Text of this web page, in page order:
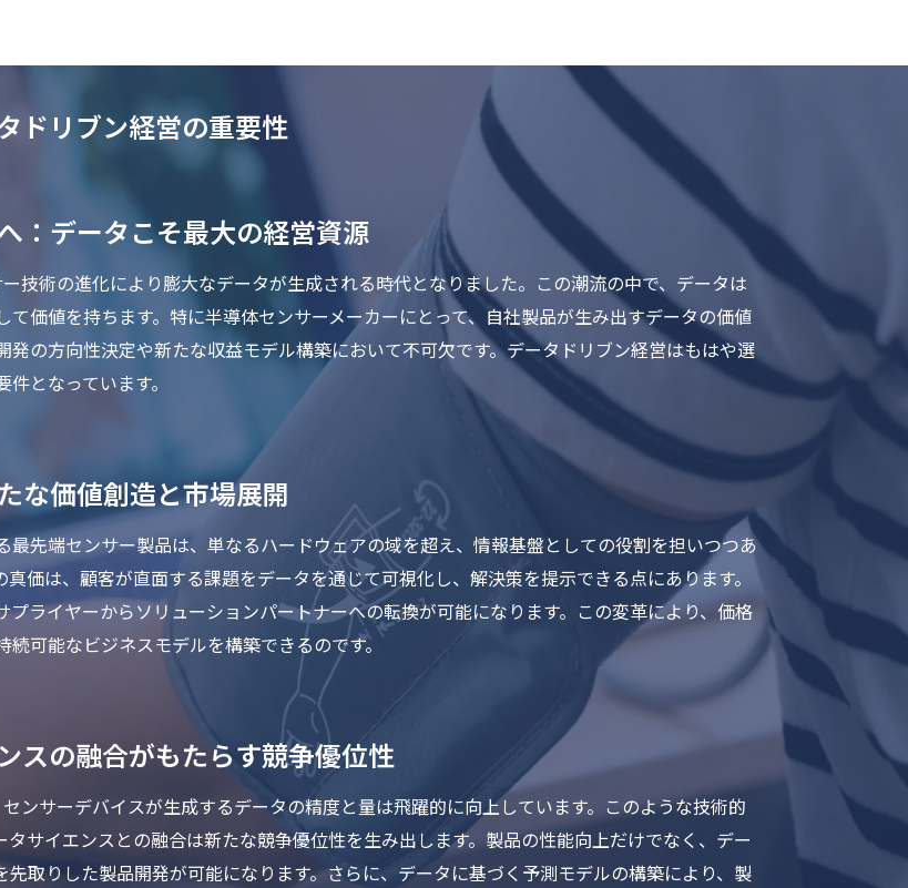
ドリブン経営の重要性
：データこそ最大の経営資源
技術の進化により膨大なデータが生成される時代となりました。この潮流の中で、データは
価値を持ちます。特に半導体センサーメーカーにとって、自社製品が生み出すデータの価値
の方向性決定や新たな収益モデル構築において不可欠です。データドリブン経営はもはや選
となっています。
な価値創造と市場展開
先端センサー製品は、単なるハードウェアの域を超え、情報基盤としての役割を担いつつあ
価は、顧客が直面する課題をデータを通じて可視化し、解決策を提示できる点にあります。
ライヤーからソリューションパートナーへの転換が可能になります。この変革により、価格
可能なビジネスモデルを構築できるのです。
スの融合がもたらす競争優位性
ンサーデバイスが生成するデータの精度と量は飛躍的に向上しています。このような技術的
サイエンスとの融合は新たな競争優位性を生み出します。製品の性能向上だけでなく、デー
取りした製品開発が可能になります。さらに、データに基づく予測モデルの構築により、製